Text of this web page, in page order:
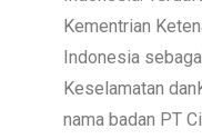
Kementrian
Indonesia
Keselamatan
nama badan PT